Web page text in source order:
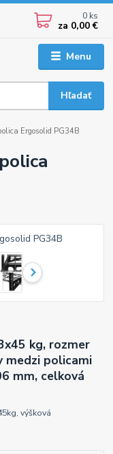
Menu
Hľadať
0 ks
za 0,00 €
Ergosolid PG34B
kg, rozmer
medzi policami
mm, celková
výšková